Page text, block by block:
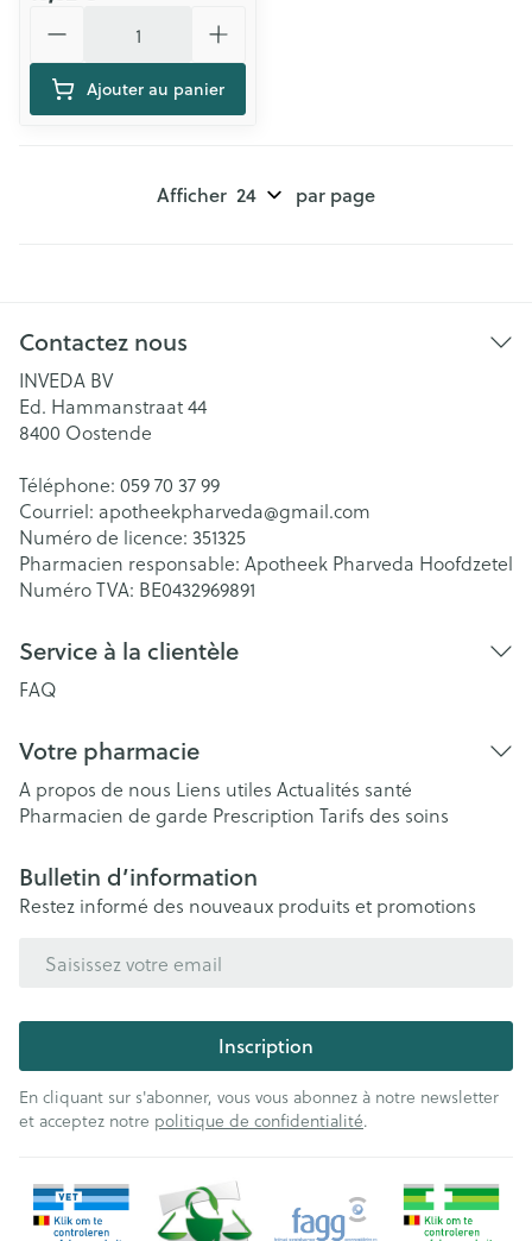
Ajouter au panier
Afficher par page
Contactez nous
INVEDA BV
Ed. Hammanstraat 44
8400 Oostende
Téléphone: 059 70 37 99
Courriel: apotheekpharveda@gmail.com
Numéro de licence: 351325
Pharmacien responsable: Apotheek Pharveda Hoofdzetel
Numéro TVA: BE0432969891
Service à la clientèle
FAQ
Votre pharmacie
A propos de nous Liens utiles Actualités santé
Pharmacien de garde Prescription Tarifs des soins
Bulletin d’information
Restez informé des nouveaux produits et promotions
Inscription
En cliquant sur s'abonner, vous vous abonnez à notre newsletter
et acceptez notre politique de confidentialité.